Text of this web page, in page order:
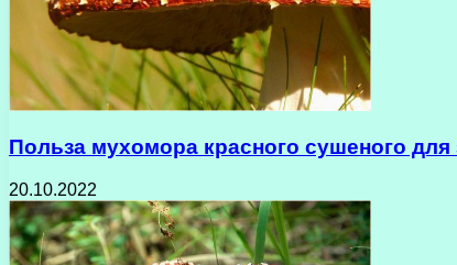
Польза мухомора красного сушеного
20.10.2022